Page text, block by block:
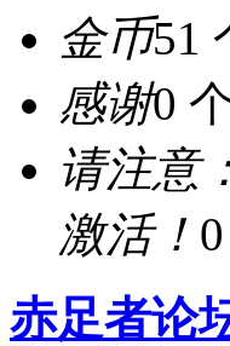
金币51
感谢0
请注意
激活！ 0
赤足者论